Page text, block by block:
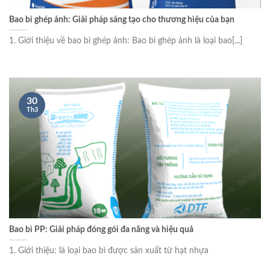
Bao bì ghép ảnh: Giải pháp sáng tạo cho thương hiệu của bạn
1. Giới thiệu về bao bì ghép ảnh: Bao bì ghép ảnh là loại bao[...]
Bao bì PP: Giải pháp đóng gói đa năng và hiệu quả
1. Giới thiệu: là loại bao bì được sản xuất từ hạt nhựa
30
Th3